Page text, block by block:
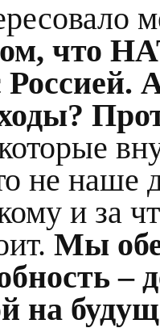
что
не
и за
Мы
–
на